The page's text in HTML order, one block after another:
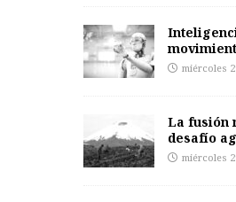
miércoles
La fusión
desafío
miércoles